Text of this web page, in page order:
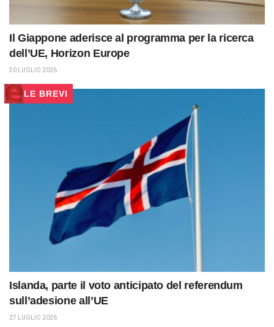
Il Giappone aderisce al programma per la ricerca
dell’UE, Horizon Europe
30 LUGLIO 2026
LE BREVI
Islanda, parte il voto anticipato del referendum
sull’adesione all’UE
27 LUGLIO 2026